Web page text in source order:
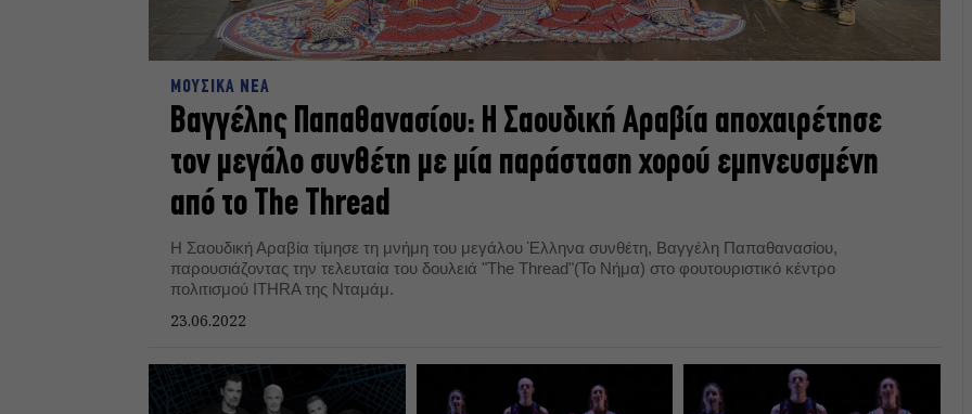
ΜΟΥΣΙΚΑ ΝΕΑ
Βαγγέλης Παπαθανασίου: Η Σαουδική Αραβία αποχαιρέτησε
τον μεγάλο συνθέτη με μία παράσταση χορού εμπνευσμένη
από το The Thread
Η Σαουδική Αραβία τίμησε τη μνήμη του μεγάλου Έλληνα συνθέτη, Βαγγέλη Παπαθανασίου,
παρουσιάζοντας την τελευταία του δουλειά "The Thread"(Το Νήμα) στο φουτουριστικό κέντρο
πολιτισμού ITHRA της Νταμάμ.
23.06.2022